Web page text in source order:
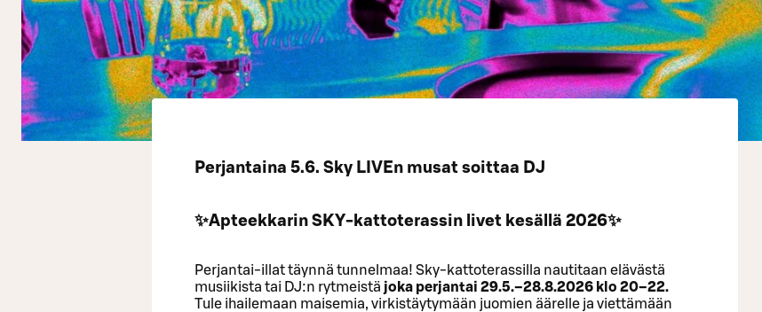
Perjantaina 5.6. Sky LIVEn musat soittaa DJ
✨Apteekkarin SKY-kattoterassin livet kesällä 2026✨
Perjantai-illat täynnä tunnelmaa! Sky-kattoterassilla nautitaan elävästä
musiikista tai DJ:n rytmeistä joka perjantai 29.5.–28.8.2026 klo 20–22.
Tule ihailemaan maisemia, virkistäytymään juomien äärelle ja viettämään